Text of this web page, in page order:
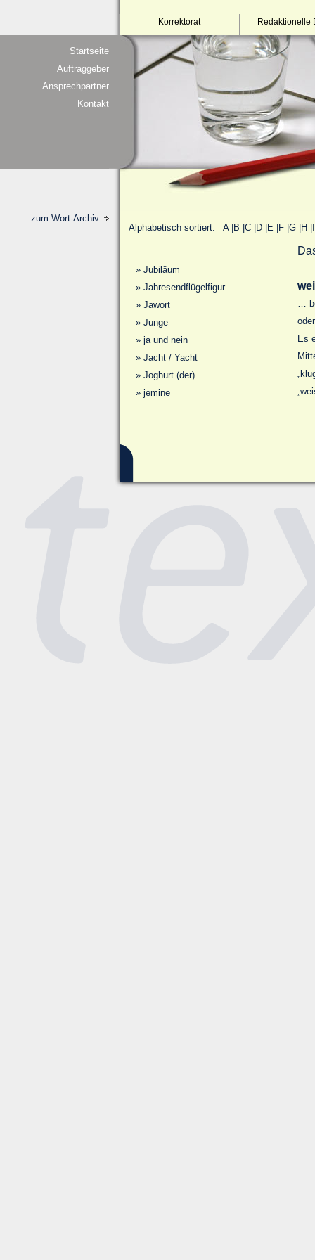
Startseite
Auftraggeber
Ansprechpartner
Kontakt
zum Wort-Archiv
Korrektorat Redaktionelle
Alphabetisch sortiert: A| B C| D| E| F| G| H
» Jubiläum
» Jahresendflügelfigur
» Jawort
» Junge
» ja und nein
» Jacht / Yacht
» Joghurt (der)
» jemine
…
Es